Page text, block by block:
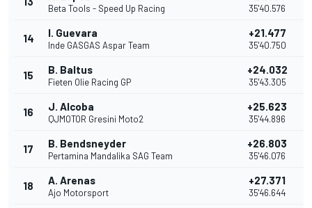
Beta Tools - Speed Up Racing 35'40.576
14 I. Guevara
Inde GASGAS Aspar Team
+21.477
35'40.750
15 B. Baltus
Fieten Olie Racing GP
+24.032
35'43.305
16 J. Alcoba
QJMOTOR Gresini Moto2
+25.623
35'44.896
17 B. Bendsneyder
Pertamina Mandalika SAG Team
+26.803
35'46.076
18 A. Arenas
Ajo Motorsport
+27.371
35'46.644